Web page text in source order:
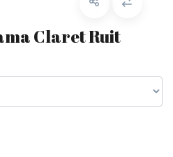
Claret Ruit